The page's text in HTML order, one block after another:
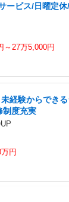
ービス/日曜定
～27万5,000円
未経験からでき
制度充実
円